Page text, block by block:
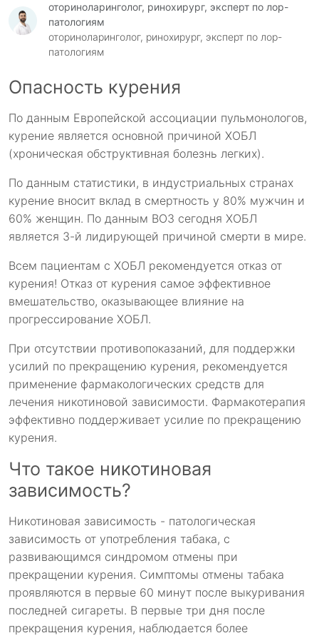
оториноларинголог, ринохирург, эксперт по лор-
патологиям
оториноларинголог, ринохирург, эксперт по лор-
патологиям
Опасность курения
По данным Европейской ассоциации пульмонологов,
курение является основной причиной ХОБЛ
(хроническая обструктивная болезнь легких).
По данным статистики, в индустриальных странах
курение вносит вклад в смертность у 80% мужчин и
60% женщин. По данным ВОЗ сегодня ХОБЛ
является 3-й лидирующей причиной смерти в мире.
Всем пациентам с ХОБЛ рекомендуется отказ от
курения! Отказ от курения самое эффективное
вмешательство, оказывающее влияние на
прогрессирование ХОБЛ.
При отсутствии противопоказаний, для поддержки
усилий по прекращению курения, рекомендуется
применение фармакологических средств для
лечения никотиновой зависимости. Фармакотерапия
эффективно поддерживает усилие по прекращению
курения.
Что такое никотиновая
зависимость?
Никотиновая зависимость - патологическая
зависимость от употребления табака, с
развивающимся синдромом отмены при
прекращении курения. Симптомы отмены табака
проявляются в первые 60 минут после выкуривания
последней сигареты. В первые три дня после
прекращения курения, наблюдается более